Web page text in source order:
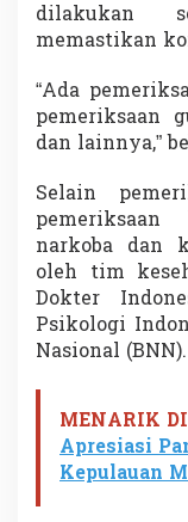
dilakukan
memastikan
“Ada
pemeriksaan
dan lainnya,”
Selain
narkoba dan
oleh tim
Dokter
Psikologi
Nasional (BNN).
MENARIK
Apresiasi
Kepulauan